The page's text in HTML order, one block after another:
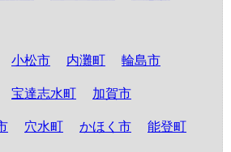
小松市 内灘町 輪島市
宝達志水町 加賀市
穴水町 かほく市 能登町